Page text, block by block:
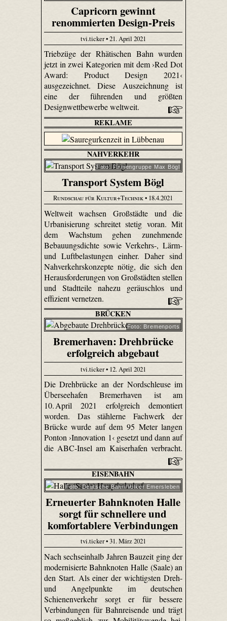
Capricorn gewinnt
renommierten Design-Preis
tvi.ticker • 21. April 2021
Triebzüge der Rhätischen Bahn wurden
jetzt in zwei Kategorien mit dem ›Red Dot
Award: Product Design 2021‹
ausgezeichnet. Diese Auszeichnung ist
eine der führenden und größten
Designwettbewerbe weltweit.
REKLAME
NAHVERKEHR
Foto: Firmengruppe Max Bögl
Transport System Bögl
Rundschau für Kultur+Technik• 18.4.2021
Weltweit wachsen Großstädte und die
Urbanisierung schreitet stetig voran. Mit
dem Wachstum gehen zunehmende
Bebauungsdichte sowie Verkehrs-, Lärm-
und Luftbelastungen einher. Daher sind
Nahverkehrskonzepte nötig, die sich den
Herausforderungen von Großstädten stellen
und Stadtteile nahezu geräuschlos und
effizient vernetzen.
BRÜCKEN
Foto: Bremenports
Bremerhaven: Drehbrücke
erfolgreich abgebaut
tvi.ticker • 12. April 2021
Die Drehbrücke an der Nordschleuse im
Überseehafen Bremerhaven ist am
10. April 2021 erfolgreich demontiert
worden. Das stählerne Fachwerk der
Brücke wurde auf dem 95 Meter langen
Ponton ›Innovation 1‹ gesetzt und dann auf
die ABC-Insel am Kaiserhafen verbracht.
EISENBAHN
Foto: Deutsche Bahn/Volker Emersleben
Erneuerter Bahnknoten Halle
sorgt für schnellere und
komfortablere Verbindungen
tvi.ticker • 31. März 2021
Nach sechseinhalb Jahren Bauzeit ging der
modernisierte Bahnknoten Halle (Saale) an
den Start. Als einer der wichtigsten Dreh-
und Angelpunkte im deutschen
Schienenverkehr sorgt er für bessere
Verbindungen für Bahnreisende und trägt